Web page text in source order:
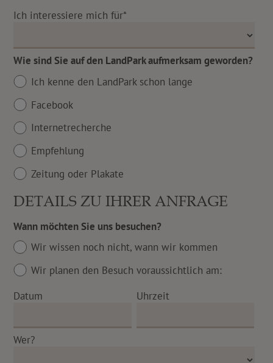
Ich interessiere mich für*
Wie sind Sie auf den LandPark aufmerksam geworden?
Ich kenne den LandPark schon lange
Facebook
Internetrecherche
Empfehlung
Zeitung oder Plakate
DETAILS ZU IHRER ANFRAGE
Wann möchten Sie uns besuchen?
Wir wissen noch nicht, wann wir kommen
Wir planen den Besuch voraussichtlich am:
Datum
Uhrzeit
Wer?